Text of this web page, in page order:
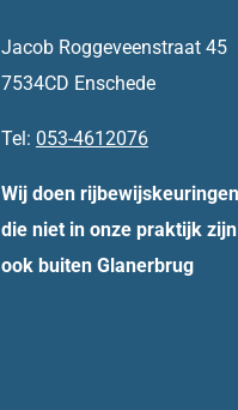
Jacob Roggeveenstraat 45
7534CD Enschede
Tel: 053-4612076
Wij doen
die niet in onze praktijk
ook buiten Glanerbrug